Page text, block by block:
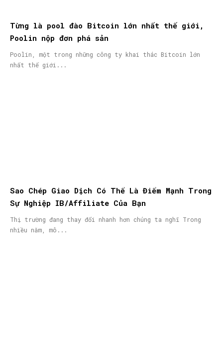
Từng là pool đào Bitcoin lớn nhất thế giới,
Poolin nộp đơn phá sản
Poolin, một trong những công ty khai thác Bitcoin lớn
nhất thế giới...
Sao Chép Giao Dịch Có Thể Là Điểm Mạnh Trong
Sự Nghiệp IB/Affiliate Của Bạn
Thị trường đang thay đổi nhanh hơn chúng ta nghĩ Trong
nhiều năm, mô...